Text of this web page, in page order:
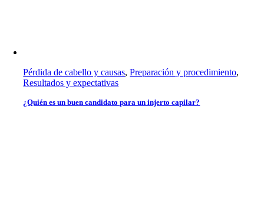
Pérdida de cabello y causas,Preparación y procedimiento,
Resultados y expectativas
¿Quién es un buen candidato para un injerto capilar?